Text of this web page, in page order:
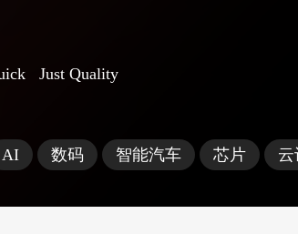
Just Quality
AI 数码 智能汽车 芯片